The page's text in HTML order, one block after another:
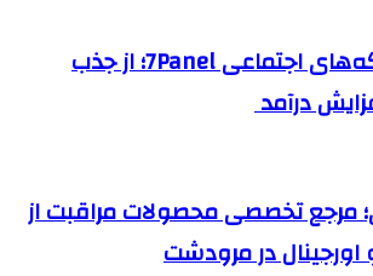
خدمات شبکه‌های اجتماعی 7Panel؛ از جذب
درآمد
مرجع تخصصی محصولات مراقبت از
در مرودشت